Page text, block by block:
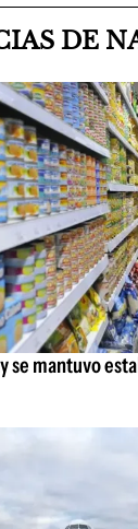
DE
se mantuvo